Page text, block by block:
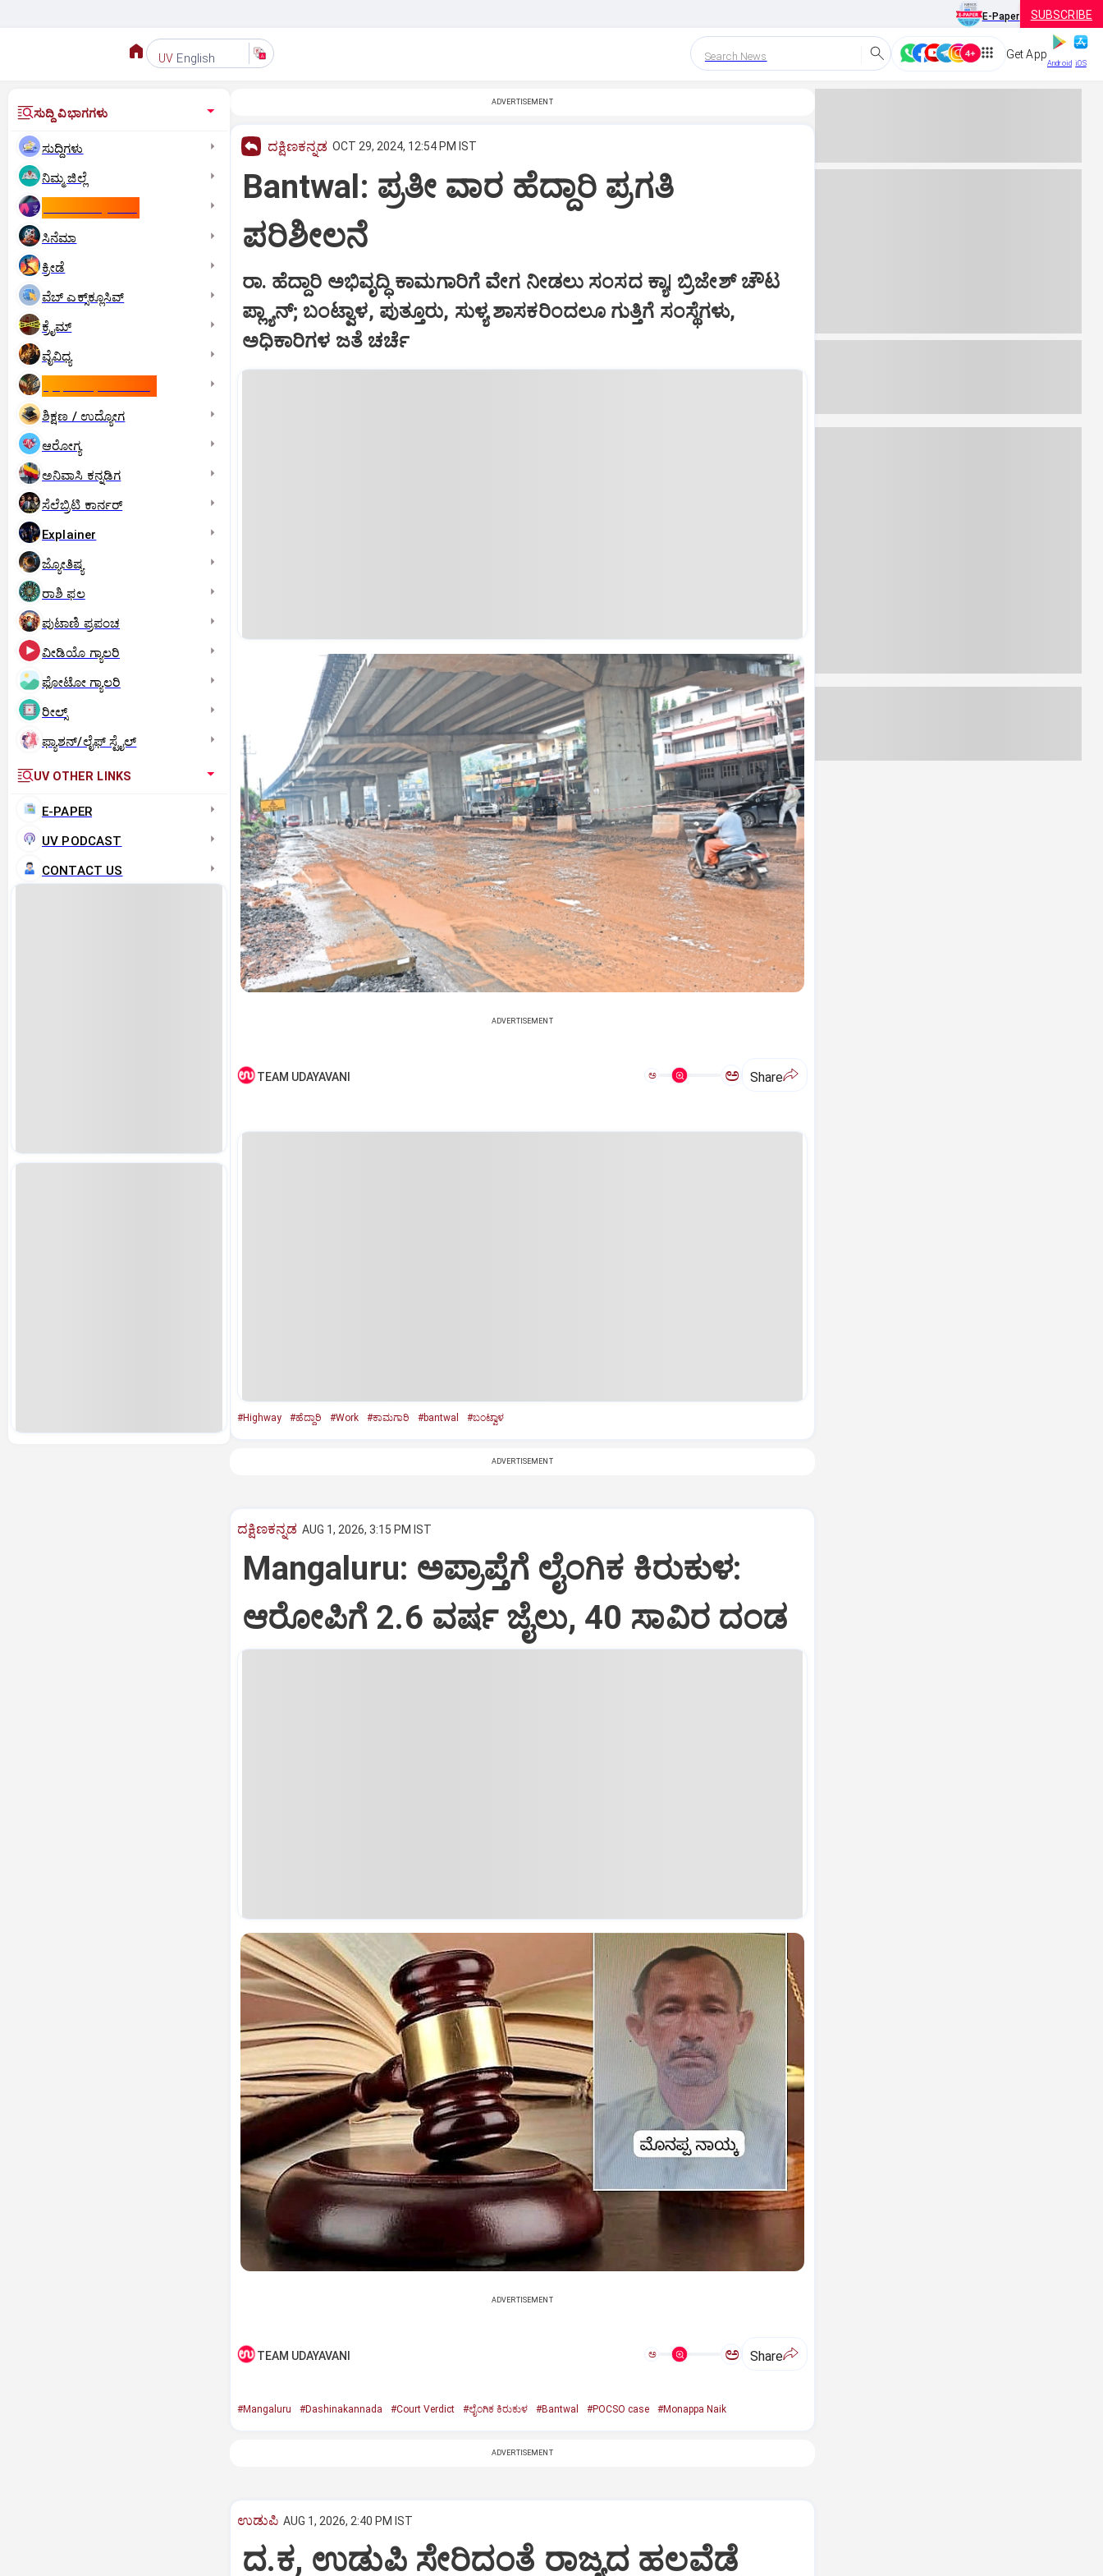
E-Paper SUBSCRIBE
UV English Search News Get App
Android iOS
ಸುದ್ದಿ ವಿಭಾಗಗಳು
ಸುದ್ದಿಗಳು
ನಿಮ್ಮ ಜಿಲ್ಲೆ
ಸಿನೆಮಾ
ಕ್ರೀಡೆ
ವೆಬ್ ಎಕ್ಸ್‌ಕ್ಲೂಸಿವ್
ಕ್ರೈಮ್
ವೈವಿಧ್ಯ
ಶಿಕ್ಷಣ / ಉದ್ಯೋಗ
ಆರೋಗ್ಯ
ಅನಿವಾಸಿ ಕನ್ನಡಿಗ
ಸೆಲೆಬ್ರಿಟಿ ಕಾರ್ನರ್‌
Explainer
ಜ್ಯೋತಿಷ್ಯ
ರಾಶಿ ಫಲ
ಪುಟಾಣಿ ಪ್ರಪಂಚ
ವೀಡಿಯೊ ಗ್ಯಾಲರಿ
ಫೋಟೋ ಗ್ಯಾಲರಿ
ರೀಲ್ಸ್
ಫ್ಯಾಶನ್/ಲೈಫ್‌ ಸ್ಟೈಲ್
UV OTHER LINKS
E-PAPER
UV PODCAST
CONTACT US
ADVERTISEMENT
ದಕ್ಷಿಣಕನ್ನಡ OCT 29, 2024, 12:54 PM IST
Bantwal: ಪ್ರತೀ ವಾರ ಹೆದ್ದಾರಿ ಪ್ರಗತಿ
ಪರಿಶೀಲನೆ
ರಾ. ಹೆದ್ದಾರಿ ಅಭಿವೃದ್ಧಿ ಕಾಮಗಾರಿಗೆ ವೇಗ ನೀಡಲು ಸಂಸದ ಕ್ಯಾ| ಬ್ರಿಜೇಶ್‌ ಚೌಟ
ಪ್ಲ್ಯಾನ್‌; ಬಂಟ್ವಾಳ, ಪುತ್ತೂರು, ಸುಳ್ಯ ಶಾಸಕರಿಂದಲೂ ಗುತ್ತಿಗೆ ಸಂಸ್ಥೆಗಳು,
ಅಧಿಕಾರಿಗಳ ಜತೆ ಚರ್ಚೆ
ADVERTISEMENT
TEAM UDAYAVANI ಅ ಅ Share
#Highway #ಹೆದ್ದಾರಿ #Work #ಕಾಮಗಾರಿ #bantwal #ಬಂಟ್ವಾಳ
ADVERTISEMENT
ದಕ್ಷಿಣಕನ್ನಡ AUG 1, 2026, 3:15 PM IST
Mangaluru: ಅಪ್ರಾಪ್ತೆಗೆ ಲೈಂಗಿಕ ಕಿರುಕುಳ:
ಆರೋಪಿಗೆ 2.6 ವರ್ಷ ಜೈಲು, 40 ಸಾವಿರ ದಂಡ
ADVERTISEMENT
TEAM UDAYAVANI ಅ ಅ Share
#Mangaluru #Dashinakannada #Court Verdict #ಲೈಂಗಿಕ ಕಿರುಕುಳ #Bantwal #POCSO case #Monappa Naik
ADVERTISEMENT
ಉಡುಪಿ AUG 1, 2026, 2:40 PM IST
ದ.ಕ, ಉಡುಪಿ ಸೇರಿದಂತೆ ರಾಜ್ಯದ ಹಲವೆಡೆ